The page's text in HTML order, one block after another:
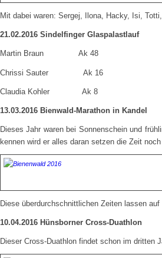
Mit dabei waren: Sergej, Ilona, Hacky, Isi,
21.02.2016 Sindelfinger Glaspalastlauf
Martin Braun Ak 48
Chrissi Sauter Ak 16
Claudia Kohler Ak 8
13.03.2016 Bienwald-Marathon in Kandel
Dieses Jahr waren bei Sonnenschein und
kennen wird er alles daran setzen die Zeit
Diese überdurchschnittlichen Zeiten lassen auf
10.04.2016 Hünsborner Cross-Duathlon
Dieser Cross-Duathlon findet schon im dritten